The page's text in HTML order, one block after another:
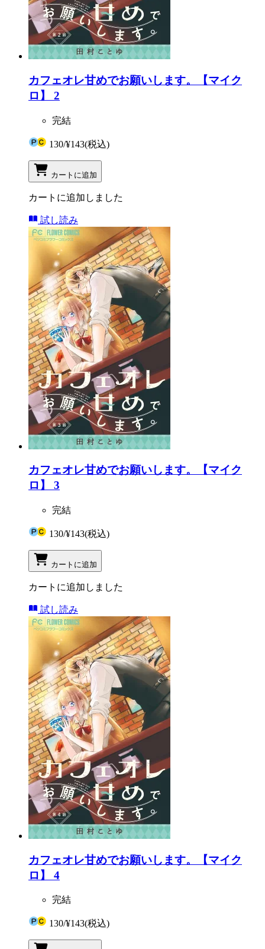
カフェオレ甘めでお願いします。【マイク
ロ】 2
完結
130/¥143(税込)
カートに追加
カートに追加しました
試し読み
カフェオレ甘めでお願いします。【マイク
ロ】 3
完結
130/¥143(税込)
カートに追加
カートに追加しました
試し読み
カフェオレ甘めでお願いします。【マイク
ロ】 4
完結
130/¥143(税込)